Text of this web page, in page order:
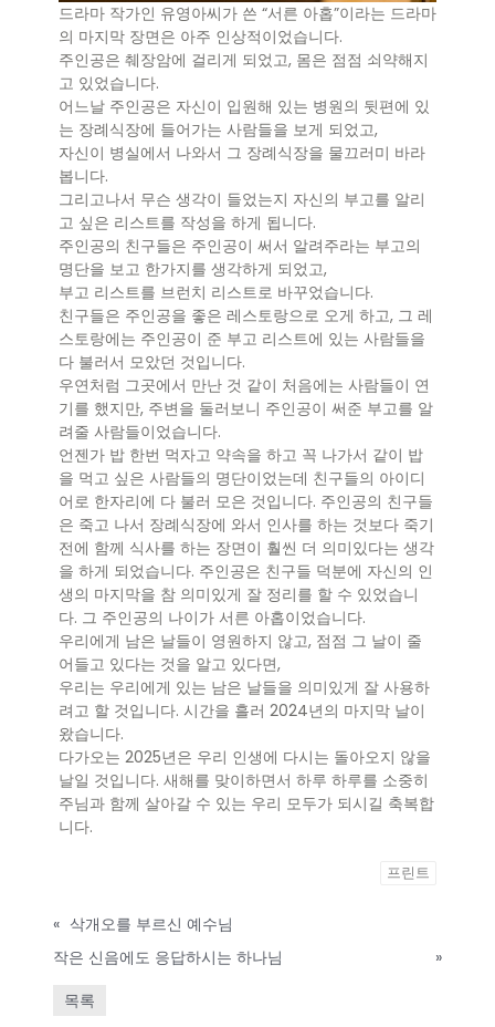
드라마 작가인 유영아씨가 쓴 “서른 아홉”이라는 드라마
의 마지막 장면은 아주 인상적이었습니다.
주인공은 췌장암에 걸리게 되었고, 몸은 점점 쇠약해지
고 있었습니다.
어느날 주인공은 자신이 입원해 있는 병원의 뒷편에 있
는 장례식장에 들어가는 사람들을 보게 되었고,
자신이 병실에서 나와서 그 장례식장을 물끄러미 바라
봅니다.
그리고나서 무슨 생각이 들었는지 자신의 부고를 알리
고 싶은 리스트를 작성을 하게 됩니다.
주인공의 친구들은 주인공이 써서 알려주라는 부고의
명단을 보고 한가지를 생각하게 되었고,
부고 리스트를 브런치 리스트로 바꾸었습니다.
친구들은 주인공을 좋은 레스토랑으로 오게 하고, 그 레
스토랑에는 주인공이 준 부고 리스트에 있는 사람들을
다 불러서 모았던 것입니다.
우연처럼 그곳에서 만난 것 같이 처음에는 사람들이 연
기를 했지만, 주변을 둘러보니 주인공이 써준 부고를 알
려줄 사람들이었습니다.
언젠가 밥 한번 먹자고 약속을 하고 꼭 나가서 같이 밥
을 먹고 싶은 사람들의 명단이었는데 친구들의 아이디
어로 한자리에 다 불러 모은 것입니다. 주인공의 친구들
은 죽고 나서 장례식장에 와서 인사를 하는 것보다 죽기
전에 함께 식사를 하는 장면이 훨씬 더 의미있다는 생각
을 하게 되었습니다. 주인공은 친구들 덕분에 자신의 인
생의 마지막을 참 의미있게 잘 정리를 할 수 있었습니
다. 그 주인공의 나이가 서른 아홉이었습니다.
우리에게 남은 날들이 영원하지 않고, 점점 그 날이 줄
어들고 있다는 것을 알고 있다면,
우리는 우리에게 있는 남은 날들을 의미있게 잘 사용하
려고 할 것입니다. 시간을 흘러 2024년의 마지막 날이
왔습니다.
다가오는 2025년은 우리 인생에 다시는 돌아오지 않을
날일 것입니다. 새해를 맞이하면서 하루 하루를 소중히
주님과 함께 살아갈 수 있는 우리 모두가 되시길 축복합
니다.
프린트
« 삭개오를 부르신 예수님
작은 신음에도 응답하시는 하나님
»
목록